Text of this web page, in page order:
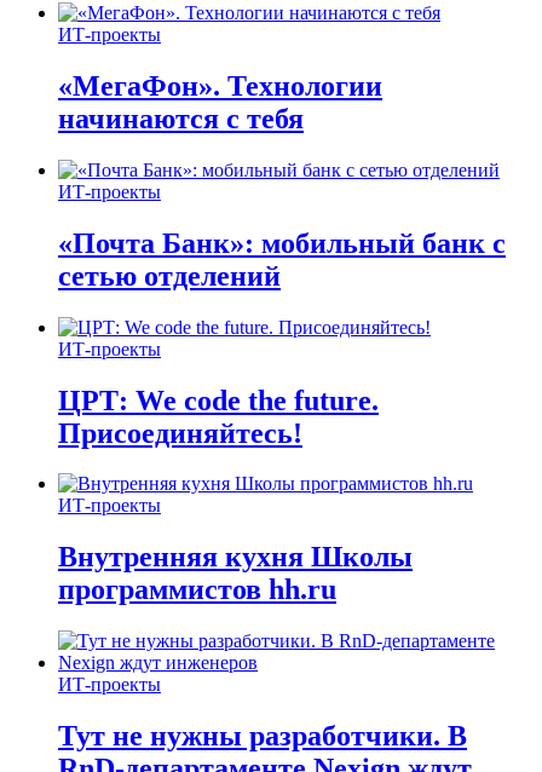
ИТ-проекты
«МегаФон». Технологии
начинаются с тебя
ИТ-проекты
«Почта Банк»: мобильный банк с
сетью отделений
ИТ-проекты
ЦРТ: We code the future.
Присоединяйтесь!
ИТ-проекты
Внутренняя кухня Школы
программистов hh.ru
ИТ-проекты
Тут не нужны разработчики. В